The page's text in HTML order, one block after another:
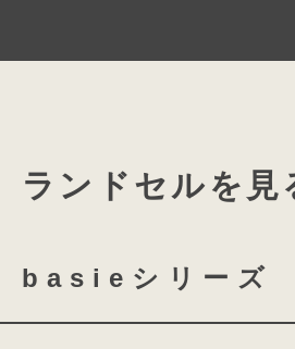
和紙のような特
革の表面に和紙のよう
テクスチャー加工を
肩ベルトの長さの調
ランドセルを見
basieシリーズ